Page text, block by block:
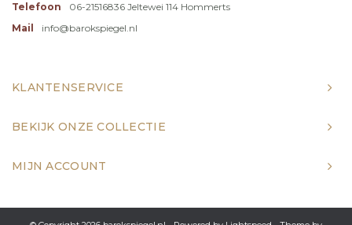
Telefoon
06-21516836 Jeltewei 114 Hommerts
Mail
info@barokspiegel.nl
KLANTENSERVICE
BEKIJK ONZE COLLECTIE
MIJN ACCOUNT